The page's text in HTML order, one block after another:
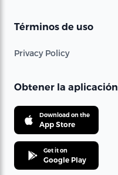
Términos de uso
Privacy Policy
Obtener la aplicación
Download on the
App Store
Get it on
Google Play